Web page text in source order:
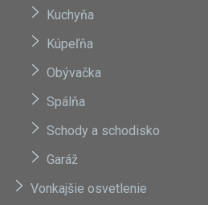
Kuchyňa
Kúpeľňa
Obývačka
Spálňa
Schody a schodisko
Garáž
Vonkajšie osvetlenie